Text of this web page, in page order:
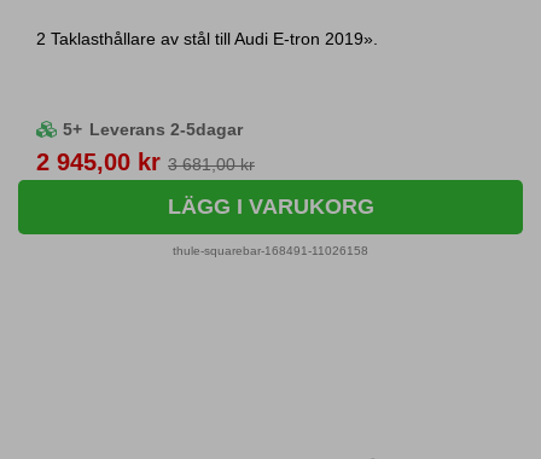
2 Taklasthållare av stål till Audi E-tron 2019».
5+ Leverans 2-5dagar
Pris
2 945,00 kr 3 681,00 kr
LÄGG I VARUKORG
thule-squarebar-168491-11026158